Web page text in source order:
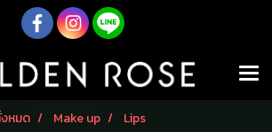
หมด Make up
Lips